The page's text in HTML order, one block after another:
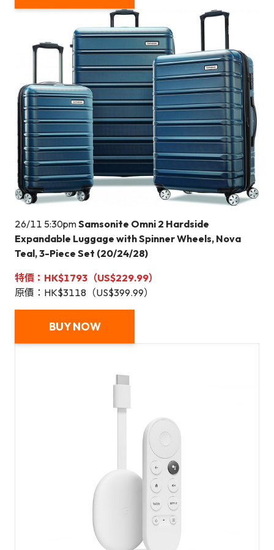
26/11 5:30pmSamsonite Omni 2 Hardside
Expandable Luggage with Spinner Wheels, Nova
Teal, 3-Piece Set (20/24/28)
特價：HK$1793（US$229.99）
原價：HK$3118（US$399.99）
BUY NOW